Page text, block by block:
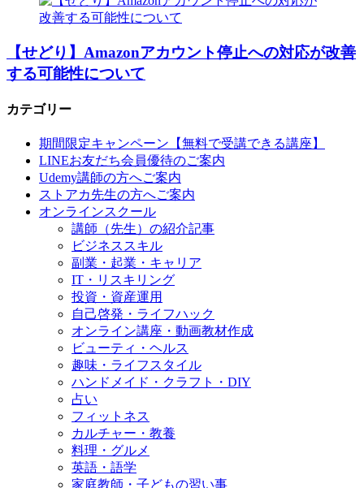
【せどり】Amazonアカウント停止への対応が改善
する可能性について
カテゴリー
期間限定キャンペーン【無料で受講できる講座】
LINEお友だち会員優待のご案内
Udemy講師の方へご案内
ストアカ先生の方へご案内
オンラインスクール
講師（先生）の紹介記事
ビジネススキル
副業・起業・キャリア
IT・リスキリング
投資・資産運用
自己啓発・ライフハック
オンライン講座・動画教材作成
ビューティ・ヘルス
趣味・ライフスタイル
ハンドメイド・クラフト・DIY
占い
フィットネス
カルチャー・教養
料理・グルメ
英語・語学
家庭教師・子どもの習い事